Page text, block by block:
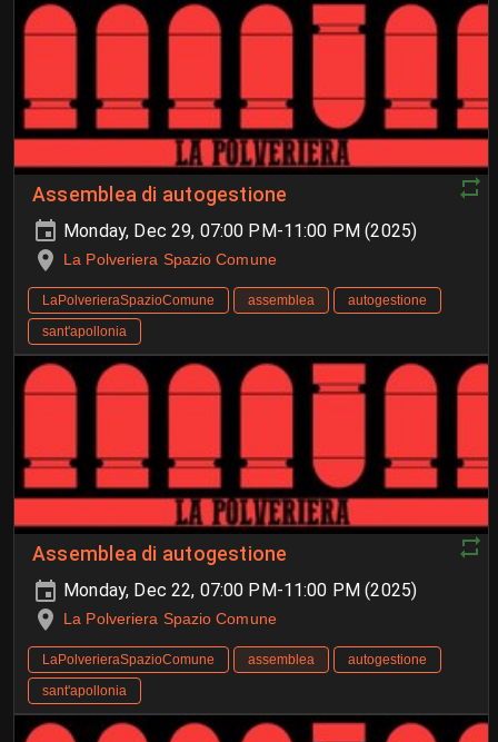
Assemblea di autogestione
Monday, Dec 29, 07:00 PM-11:00 PM (2025)
La Polveriera Spazio Comune
LaPolverieraSpazioComune assemblea
autogestione
sant'apollonia
Assemblea di autogestione
Monday, Dec 22, 07:00 PM-11:00 PM (2025)
La Polveriera Spazio Comune
LaPolverieraSpazioComune assemblea
autogestione
sant'apollonia